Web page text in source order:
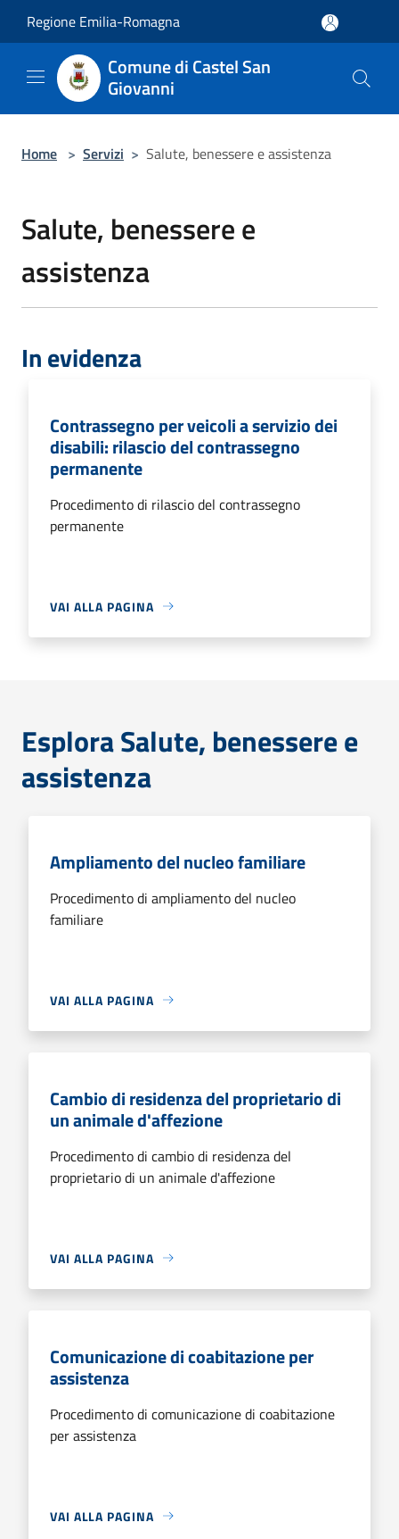
Regione Emilia-Romagna
Comune di Castel San
Giovanni
Home > Servizi > Salute, benessere e assistenza
Salute, benessere e
assistenza
In evidenza
Contrassegno per veicoli a servizio dei
disabili: rilascio del contrassegno
permanente
Procedimento di rilascio del contrassegno
permanente
VAI ALLA PAGINA
Esplora Salute, benessere e
assistenza
Ampliamento del nucleo familiare
Procedimento di ampliamento del nucleo
familiare
VAI ALLA PAGINA
Cambio di residenza del proprietario di
un animale d'affezione
Procedimento di cambio di residenza del
proprietario di un animale d'affezione
VAI ALLA PAGINA
Comunicazione di coabitazione per
assistenza
Procedimento di comunicazione di coabitazione
per assistenza
VAI ALLA PAGINA